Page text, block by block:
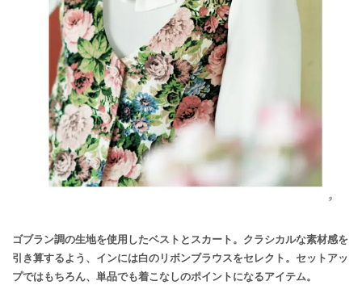
ゴブラン調の生地を使用したベストとスカート。クラシカルな素材感を
引き算するよう、インには白のリボンブラウスをセレクト。セットアッ
プではもちろん、単品でも着こなしのポイントになるアイテム。